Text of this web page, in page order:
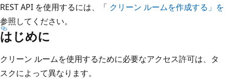
REST API を使用するには、「 クリーン ルームを作成する」を
参照してください。
はじめに
クリーン ルームを使用するために必要なアクセス許可は、タ
スクによって異なります。